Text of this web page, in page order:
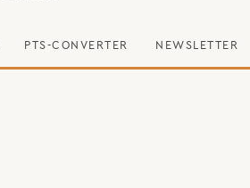
PTS-CONVERTER NEWSLETTER